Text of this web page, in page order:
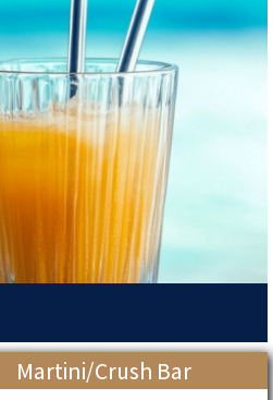
Martini/Crush Bar